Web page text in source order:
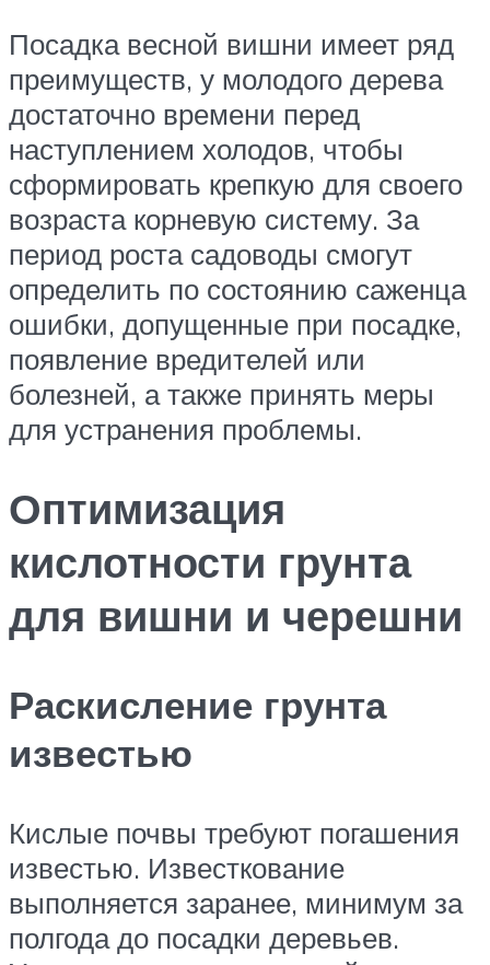
Посадка весной вишни имеет ряд
преимуществ, у молодого дерева
достаточно времени перед
наступлением холодов, чтобы
сформировать крепкую для своего
возраста корневую систему. За
период роста садоводы смогут
определить по состоянию саженца
ошибки, допущенные при посадке,
появление вредителей или
болезней, а также принять меры
для устранения проблемы.
Оптимизация
кислотности грунта
для вишни и черешни
Раскисление грунта
известью
Кислые почвы требуют погашения
известью. Известкование
выполняется заранее, минимум за
полгода до посадки деревьев.